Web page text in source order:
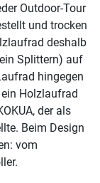
Outdoor-Tour
und trocken
deshalb
Splittern) auf
hingegen
Holzlaufrad
der als
Beim Design
vom